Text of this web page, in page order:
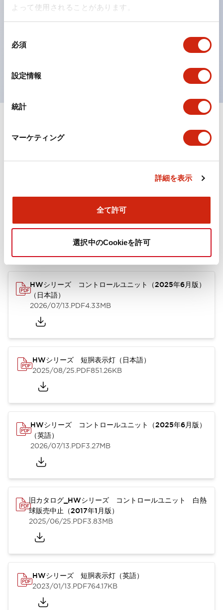
よって使用されることがあります。
必須
設定情報
統計
マーケティング
詳細を表示
全て許可
選択中のCookieを許可
カラーユニバーサルデザインに対応。表示灯（角平形）
の点灯/消灯の認識および、点灯時のランプ色の識別が
ISO 3864-4安全色に対応。危険時や緊急事態時の色表
現がより明確・鮮明で、より多くの方が識別可能に。
+
ドキュメントとファイル
取扱説明書 CAD 規格・認証
HWシリーズ コントロールユニット（2025年6月版）
（日本語）
2026/07/13.PDF4.33MB
HWシリーズ 短胴表示灯（日本語）
2025/08/25.PDF851.26KB
HWシリーズ コントロールユニット（2025年6月版）
（英語）
2026/07/13.PDF3.27MB
旧カタログ_HWシリーズ コントロールユニット 白熱
球販売中止（2017年1月版）
2025/06/25.PDF3.83MB
HWシリーズ 短胴表示灯（英語）
2023/01/13.PDF764.17KB